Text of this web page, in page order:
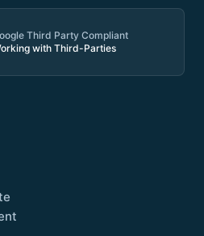
Third Party Compliant
with Third-Parties